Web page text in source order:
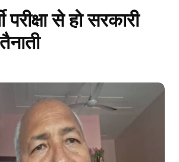
परीक्षा से हो सरकारी